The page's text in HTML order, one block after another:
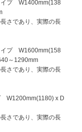
プ W1400mm(138
さであり、実際の長
プ W1600mm(158
～1290mm
さであり、実際の長
W1200mm(1180) x D
さであり、実際の長